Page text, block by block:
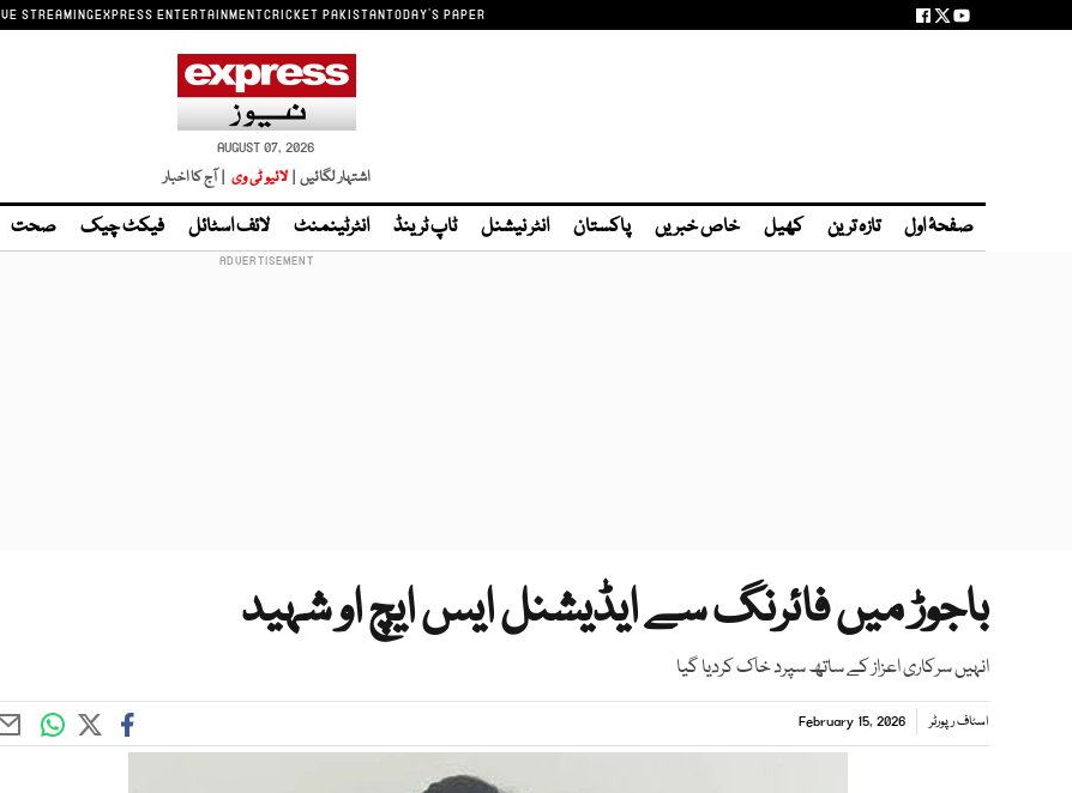
STREAMINGEXPRESS ENTERTAINMENTCRICKET PAKISTANTODAY'S PAPER
AUGUST 07, 2026
اشتہار لگائیں | لائیو ٹی وی | آج کا اخبار
صفحۂ اول تازہ ترین کھیل خاص خبریں پاکستان انٹر نیشنل ٹاپ ٹرینڈ انٹرٹینمنٹ لائف اسٹائل فیکٹ چیک صحت
باجوڑ میں فائرنگ سے ایڈیشنل ایس ایچ او شہید
انہیں سرکاری اعزاز کے ساتھ سپرد خاک کردیا گیا
اسٹاف رپورٹر February 15, 2026